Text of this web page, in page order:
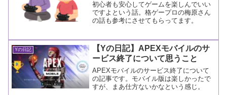
初心者も安心してゲームを楽しんでいい
ですよという話。格ゲープロの梅原さん
の話も参考にさせてもらってます。
Yの日記
【Yの日記】APEXモバイルのサ
ービス終了について思うこと
APEXモバイルのサービス終了について
の記事です。モバイル版は楽しかったで
すが、まあ仕方ないかなという感じ。